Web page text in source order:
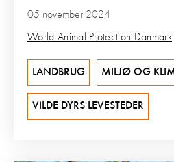
05 november 2024
World Animal Protection Danmark
LANDBRUG MILJØ OG
VILDE DYRS LEVESTEDER